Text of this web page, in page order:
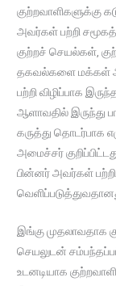
அவர்கள் பற்றி
குற்றச் செயல்கள்,
தகவல்களை மக்கள்
பற்றி விழிப்பாக
ஆளாவதில் இருந்து
கருத்து தொடர்பாக
அமைச்சர்
பின்னர் அவர்கள்
இங்கு முதலாவதாக
செயலுடன்
உடனடியாக